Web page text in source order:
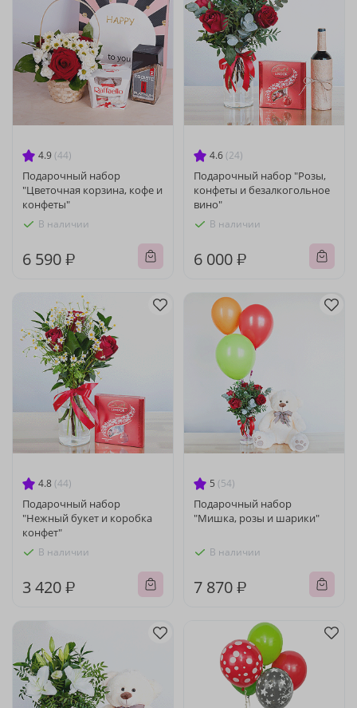
4.9 (44)
Подарочный набор
"Цветочная корзина, кофе и
конфеты"
В наличии
6 590 ₽
4.6 (24)
Подарочный набор "Розы,
конфеты и безалкогольное
вино"
В наличии
6 000 ₽
4.8 (44)
Подарочный набор
"Нежный букет и коробка
конфет"
В наличии
3 420 ₽
5 (54)
Подарочный набор
"Мишка, розы и шарики"
В наличии
7 870 ₽